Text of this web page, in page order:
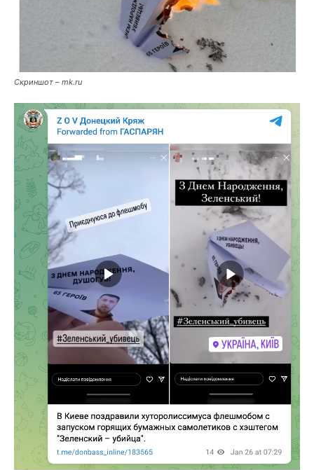
Скриншот – mk.ru